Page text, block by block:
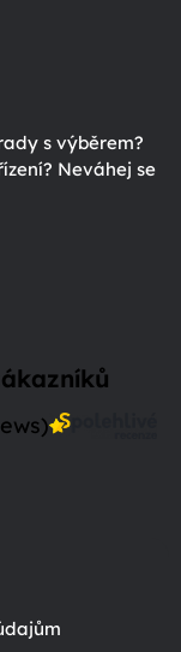
s výběrem?
Neváhej se